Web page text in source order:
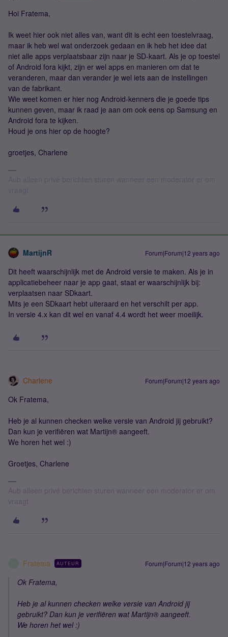
Hoi Fratema,
Ik weet hier ook niet alles van, want dit is echt een toestelvraag,
maar ik heb wel wat onderzoek gedaan en ik heb het idee dat
niet alle apps verplaatsbaar zijn naar je SD-kaart. Als je op toestel
of Android fora kijkt, zijn er wel apps en manieren om dat te
veranderen, maar dan verander je wel iets aan de instellingen
van de fabrikant.
Wie weet komen er hier nog Android-kenners die je goede tips
kunnen geven, maar ik raad je aan om ook eens op Samsung en
Android fora te kijken.
Houd je ons hier op de hoogte?
groetjes, Charlene
MartijnR Forum|Forum|12 years ago
Dit heeft waarschijnlijk met de Android versie te maken. Als je in
applicatiebeheer naar je app gaat, staat er waarschijnlijk bij:
verplaatsen naar SDkaart.
Mits je een SDkaart hebt uiteraard en het verschilt per app.
In versie 4.x kan dit wel en vanaf 4.4 wordt het weer moeilijk.
Charlene Forum|Forum|12 years ago
Ok Fratema,
Heb je al kunnen checken welke versie van Android jij gebruikt?
Dan kun je verifiëren wat Martijn® aangeeft.
We horen het wel :)
Groetjes, Charlene
Aub alleen privé berichten sturen wanneer een moderator er om
vraagt
Fratema AUTEUR Forum|Forum|12 years ago
Ok Fratema,
Heb je al kunnen checken welke versie van Android jij
gebruikt? Dan kun je verifiëren wat Martijn® aangeeft.
We horen het wel :)